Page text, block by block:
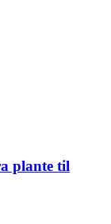
plante til